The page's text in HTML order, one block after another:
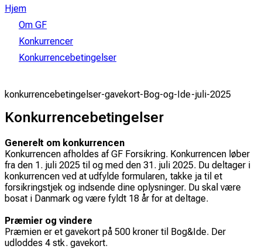
Hjem
Om GF
Konkurrencer
Konkurrencebetingelser
konkurrencebetingelser-gavekort-Bog-og-Ide-juli-2025
Konkurrencebetingelser
Generelt om konkurrencen
Konkurrencen afholdes af GF Forsikring. Konkurrencen løber
fra den 1. juli 2025 til og med den 31. juli 2025. Du deltager i
konkurrencen ved at udfylde formularen, takke ja til et
forsikringstjek og indsende dine oplysninger. Du skal være
bosat i Danmark og være fyldt 18 år for at deltage.
Præmier og vindere
Præmien er et gavekort på 500 kroner til Bog&Ide. Der
udloddes 4 stk. gavekort.